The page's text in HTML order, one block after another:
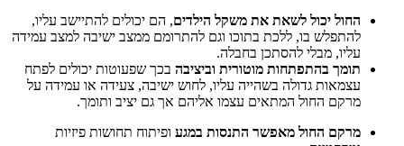
החול יכול לשאת את משקל הילדים, הם יכולים להתיישב עליו,
להתפלש בו, ללכת בתוכו וגם להתרומם ממצב ישיבה למצב עמידה
עליו, מבלי להסתכן בחבלה.
תומך בהתפתחות מוטורית וביציבה בכך שפעוטות יכולים לפתח
עצמאות גדולה בשהייה עליו, לחוש ישיבה, צעידה או עמידה על
מרקם החול המתאים עצמו אליהם אך גם יציב ותומך.
מרקם החול מאפשר התנסות במגע ופיתוח תחושות פיזיות